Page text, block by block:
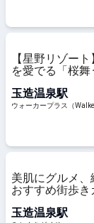
【星野リゾー
を愛でる「桜舞
桜名所を独り占
ス
玉造温泉駅
ウォーカープラス（
美肌にグルメ
おすすめ街歩き
玉造温泉駅